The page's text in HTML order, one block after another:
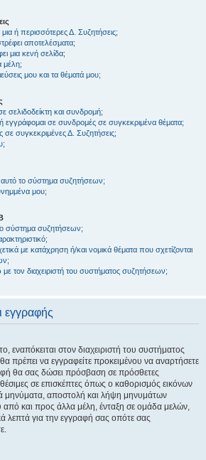
ή περισσότερες Δ. Συζητήσεις;
αποτελέσματα;
μια κενή σελίδα;
μέλη;
μου και τα θέματά μου;
σελιδοδείκτη και συνδρομή;
εγγράφομαι σε συνδρομές σε συγκεκριμένα θέματα;
συγκεκριμένες Δ. Συζητήσεις;
αυτό το σύστημα συζητήσεων;
μου;
σύστημα συζητήσεων;
με κατάχρηση ή/και νομικά θέματα που σχετίζονται
τον διαχειριστή του συστήματος συζητήσεων;
εγγραφής
εναπόκειται στον διαχειριστή του συστήματος
πρέπει να εγγραφείτε προκειμένου να αναρτήσετε
θα σας δώσει πρόσβαση σε πρόσθετες
σε επισκέπτες όπως ο καθορισμός εικόνων
αποστολή και λήψη μηνυμάτων
από και προς άλλα μέλη, ένταξη σε ομάδα μελών,
λεπτά για την εγγραφή σας οπότε σας